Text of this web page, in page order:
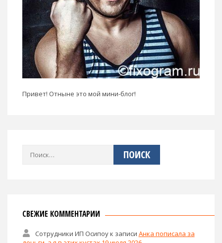
Привет! Отныне это мой мини-блог!
Найти:
СВЕЖИЕ КОММЕНТАРИИ
Сотрудники ИП Осипоук записи Анка пописала за